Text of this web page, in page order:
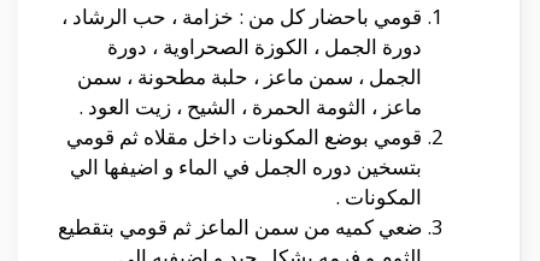
قومي باحضار كل من : خزامة ، حب الرشاد ،
دورة الجمل ، الكوزة الصحراوية ، دورة
الجمل ، سمن ماعز ، حلبة مطحونة ، سمن
ماعز ، الثومة الحمرة ، الشيح ، زيت العود .
قومي بوضع المكونات داخل مقلاه ثم قومي
بتسخين دوره الجمل في الماء و اضيفها الي
المكونات .
ضعي كميه من سمن الماعز ثم قومي بتقطيع